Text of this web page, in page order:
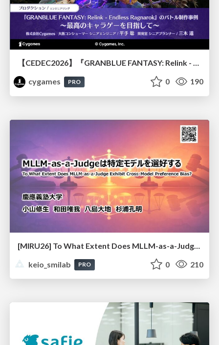
【CEDEC2026】『GRANBLUE FANTASY: Relink - Endless Ragnarok』のバトル制作事例 ～最高のキャラゲーを目指して～
cygames
PRO 0 190
keio_smilab
PRO 0 210